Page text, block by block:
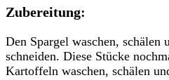
Zubereitung:
Den Spargel waschen, schälen
schneiden. Diese Stücke
Kartoffeln waschen, schälen